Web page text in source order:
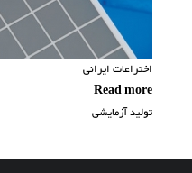
اختراعات ایرانی
Read moreabout عرضه سرامیک های مقاوم به کمک نانو لوله های کربنی
تولید آزمایشی